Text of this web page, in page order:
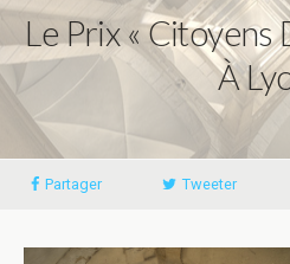
Le Prix « Citoyens
À
Partager Tweeter